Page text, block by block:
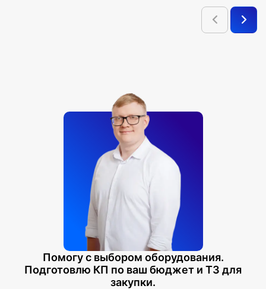
Помогу с выбором оборудования.
Подготовлю КП по ваш бюджет и ТЗ для
закупки.